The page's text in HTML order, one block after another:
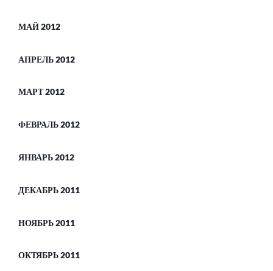
МАЙ 2012
АПРЕЛЬ 2012
МАРТ 2012
ФЕВРАЛЬ 2012
ЯНВАРЬ 2012
ДЕКАБРЬ 2011
НОЯБРЬ 2011
ОКТЯБРЬ 2011